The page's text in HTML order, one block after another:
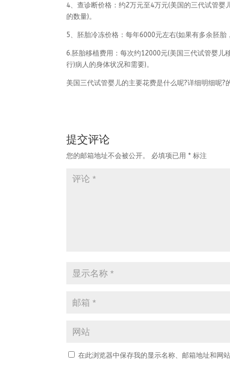
4、查诊断价格：约2万元至4万元(美国的三代试管
的数量)。
5、胚胎冷冻价格：每年6000元左右(如果有多余胚胎
6.胚胎移植费用：每次约12000元(美国三代试管婴
行)病人的身体状况和需要)。
美国三代试管婴儿的主要花费是什么呢?详细明细呢
提交评论
您的邮箱地址不会被公开。 必填项已用 * 标注
在此浏览器中保存我的显示名称、邮箱地址和网